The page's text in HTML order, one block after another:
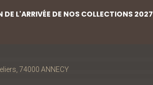
74000 ANNECY
L'ARRIVÉE DE NOS COLLECTIONS 2027